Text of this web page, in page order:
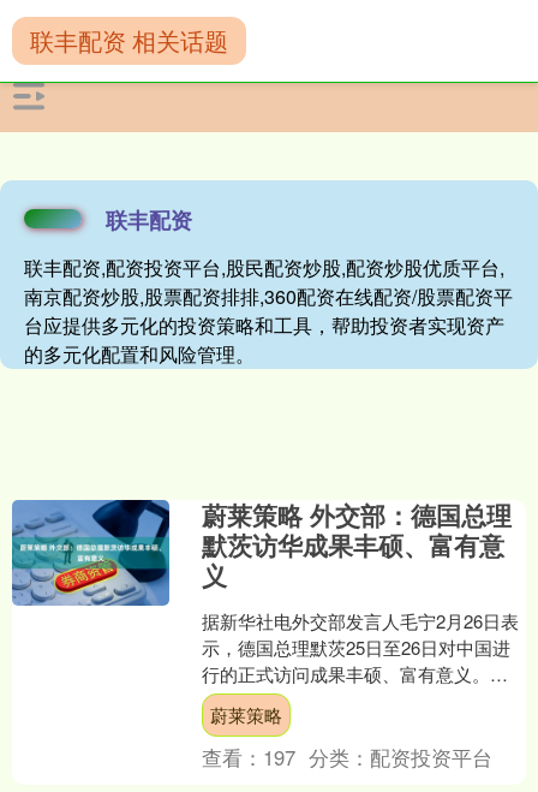
联丰配资
联丰配资,配资投资平台,股民配资炒股,配资炒股优质平台,
南京配资炒股,股票配资排排,360配资在线配资/股票配资平
台应提供多元化的投资策略和工具，帮助投资者实现资产
的多元化配置和风险管理。
联丰配资 相关话题
蔚莱策略 外交部：德国总理
默茨访华成果丰硕、富有意
义
据新华社电外交部发言人毛宁2月26日表
示，德国总理默茨25日至26日对中国进
行的正式访问成果丰硕、富有意义。中
方愿以此访为契机，同德方一道开启中
德关系新篇章，为....
蔚莱策略
查看： 197 分类： 配资投资平台